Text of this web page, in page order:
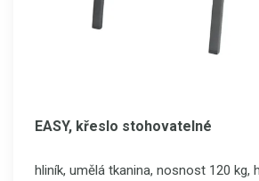
EASY, křeslo stohovatelné
hliník, umělá tkanina, nosnost 120 kg,